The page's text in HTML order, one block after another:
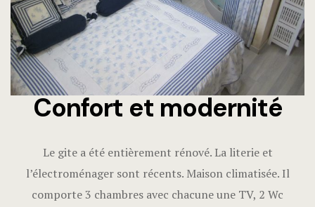
Confort et modernité
Le gite a été entièrement rénové. La literie et
l’électroménager sont récents. Maison climatisée. Il
comporte 3 chambres avec chacune une TV, 2 Wc